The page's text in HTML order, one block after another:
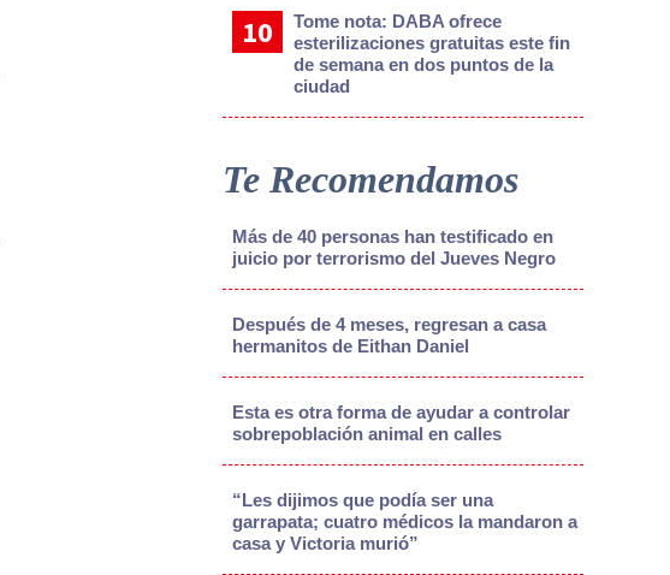
Tome nota: DABA ofrece
esterilizaciones gratuitas este fin
de semana en dos puntos de la
ciudad
Te Recomendamos
Más de 40 personas han testificado en
juicio por terrorismo del Jueves Negro
Después de 4 meses, regresan a casa
hermanitos de Eithan Daniel
Esta es otra forma de ayudar a controlar
sobrepoblación animal en calles
“Les dijimos que podía ser una
garrapata; cuatro médicos la mandaron a
casa y Victoria murió”